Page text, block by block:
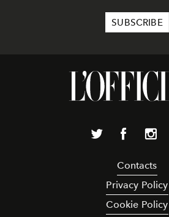
Contacts
Privacy Policy
Cookie Policy